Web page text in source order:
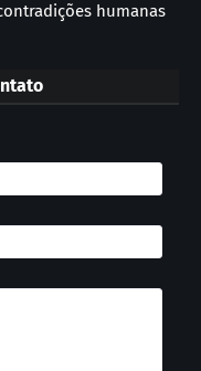
humanas